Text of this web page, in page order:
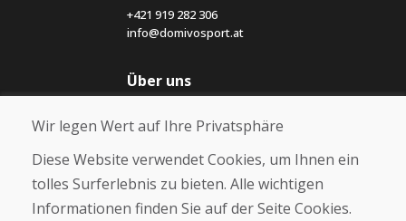
+421 919 282 306
info@domivosport.at
Über uns
Über uns
Kontakt
Kaufen
Wir legen Wert auf Ihre Privatsphäre
Diese Website verwendet Cookies, um Ihnen ein
tolles Surferlebnis zu bieten. Alle wichtigen
Informationen finden Sie auf der Seite Cookies.